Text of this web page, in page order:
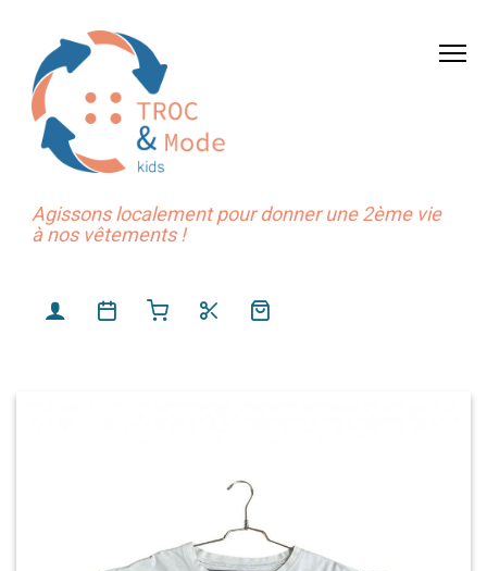
Agissons localement pour donner une 2ème vie
à nos vêtements !